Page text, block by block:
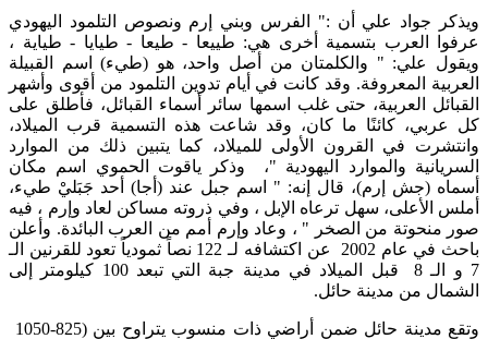
ويذكر جواد علي أن :" الفرس وبني إرم ونصوص التلمود اليهودي
عرفوا العرب بتسمية أخرى هي: طييعا - طيعا - طيايا - طياية ،
ويقول علي: " والكلمتان من أصل واحد، هو (طيء) اسم القبيلة
العربية المعروفة. وقد كانت في أيام تدوين التلمود من أقوى وأشهر
القبائل العربية، حتى غلب اسمها سائر أسماء القبائل، فأطلق على
كل عربي، كائنًا ما كان، وقد شاعت هذه التسمية قرب الميلاد،
وانتشرت في القرون الأولى للميلاد، كما يتبين ذلك من الموارد
السريانية والموارد اليهودية "، وذكر ياقوت الحموي اسم مكان
أسماه (جش إرم)، قال إنه: " اسم جبل عند (أجا) أحد جَبَليْ طيء،
أملس الأعلى، سهل ترعاه الإبل ، وفي ذروته مساكن لعاد وإرم ، فيه
صور منحوتة من الصخر " ، وعاد وإرم أمم من العرب البائدة. وأعلن
باحث في عام 2002 عن اكتشافه لـ 122 نصاً ثمودياً تعود للقرنين الـ
7 و الـ 8 قبل الميلاد في مدينة جبة التي تبعد 100 كيلومتر إلى
الشمال من مدينة حائل.